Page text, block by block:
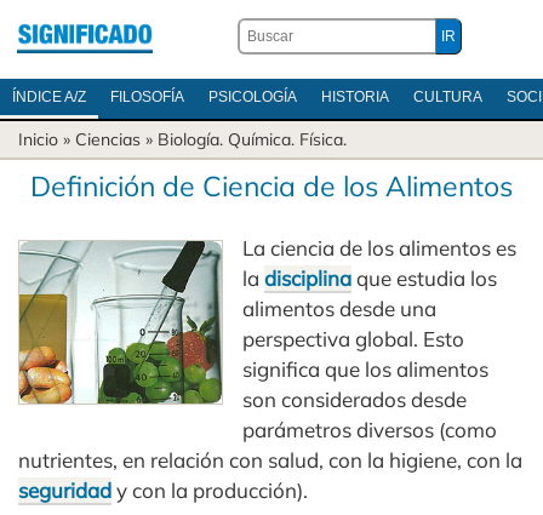
ÍNDICE A/Z FILOSOFÍA PSICOLOGÍA HISTORIA CULTURA
Inicio » Ciencias » Biología. Química. Física.
Definición de Ciencia de los Alimentos
La ciencia de los alimentos es
ladisciplinaque estudia los
alimentos desde una
perspectiva global. Esto
significa que los alimentos
son considerados desde
parámetros diversos (como
nutrientes, en relación con salud, con la higiene, con la
seguridady con la producción).